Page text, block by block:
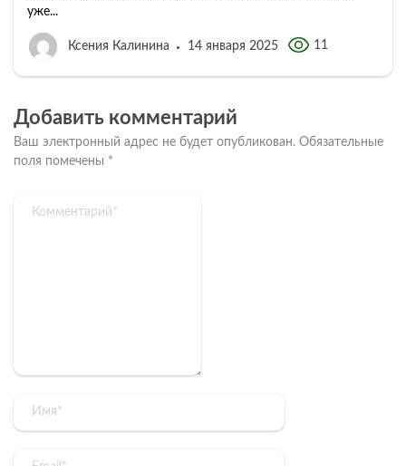
уже...
Ксения Калинина 14 января 2025 11
Добавить комментарий
Ваш электронный адрес не будет опубликован. Обязательные
поля помечены *